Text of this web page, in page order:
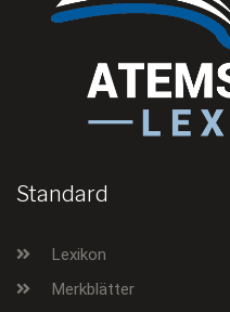
Standard
Lexikon
Merkblätter